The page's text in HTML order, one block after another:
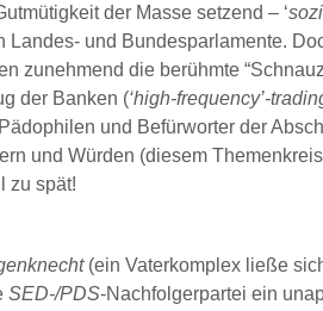
der Masse setzend – ‘
und Bundesparlamente.
zunehmend die berühmte
der Banken (‘high-frequency’-
und Befürworter der
und Würden (diesem
zu spät!
(ein Vaterkomplex ließe
SED-/PDS-Nachfolgerpartei ein